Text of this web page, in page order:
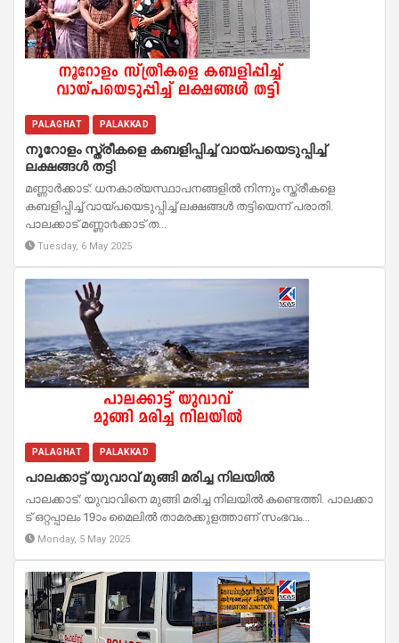
PALAGHAT PALAKKAD
നൂറോളം സ്ത്രീകളെ കബളിപ്പിച്ച് വായ്പയെടുപ്പിച്ച്
ലക്ഷങ്ങൾ തട്ടി
മണ്ണാർക്കാട്: ധനകാര്യസ്ഥാപനങ്ങളിൽ നിന്നും സ്ത്രീകളെ
കബളിപ്പിച്ച് വായ്പയെടുപ്പിച്ച് ലക്ഷങ്ങൾ തട്ടിയെന്ന് പരാതി.
പാലക്കാട് മണ്ണാ൪ക്കാട് ത...
Tuesday, 6 May 2025
PALAGHAT PALAKKAD
പാ​ല​ക്കാ​ട്ട് യു​വാ​വ് മു​ങ്ങി മ​രി​ച്ച നി​ല​യി​ൽ
പാ​ല​ക്കാ​ട്: യു​വാ​വി​നെ മു​ങ്ങി മ​രി​ച്ച നി​ല​യി​ൽ ക​ണ്ടെ​ത്തി. പാ​ല​ക്കാ​
ട് ഒ​റ്റ​പ്പാ​ലം 19ാം മൈ​ലി​ൽ താ​മ​ര​ക്കു​ള​ത്താ​ണ് സം​ഭ​വം...
Monday, 5 May 2025